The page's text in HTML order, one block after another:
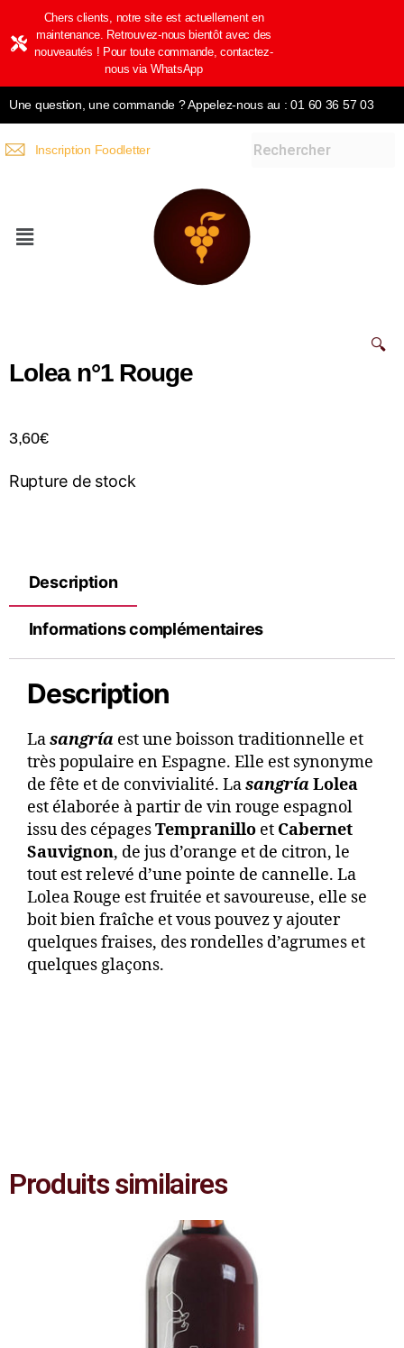
Chers clients, notre site est actuellement en
maintenance. Retrouvez-nous bientôt avec des
nouveautés ! Pour toute commande, contactez-
nous via WhatsApp
Une question, une commande ? Appelez-nous au : 01 60 36 57 03
Inscription Foodletter
🔍
Lolea n°1 Rouge
3,60€
Rupture de stock
Description
Informations complémentaires
Description
Lasangría est une boisson traditionnelle et
très populaire en Espagne. Elle est synonyme
de fête et de convivialité. LasangríaLolea
est élaborée à partir de vin rouge espagnol
issu des cépagesTempranillo et Cabernet
Sauvignon, de jus d’orange et de citron, le
tout est relevé d’une pointe de cannelle. La
Lolea Rouge est fruitée et savoureuse, elle se
boit bien fraîche et vous pouvez y ajouter
quelques fraises, des rondelles d’agrumes et
quelques glaçons.
Produits similaires